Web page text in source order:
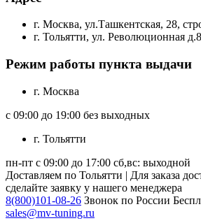
г. Москва, ул.Ташкентская, 28,
г. Тольятти, ул. Революционная
Режим работы пункта выдачи
г. Москва
с 09:00 до 19:00 без выходных
г. Тольятти
пн-пт с 09:00 до 17:00 сб,вс: выходной
Доставляем по Тольятти | Для заказа
сделайте заявку у нашего менеджера
8(800)101-08-26 Звонок по России
sales@mv-tuning.ru